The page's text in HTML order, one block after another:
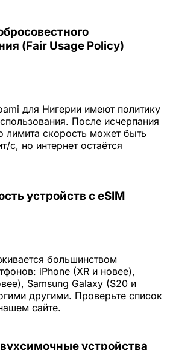
(Fair Usage Policy)
для Нигерии имеют политику
После исчерпания
лимита скорость может быть
с, но интернет остаётся
устройств с eSIM
большинством
iPhone (XR и новее),
Samsung Galaxy (S20 и
другими. Проверьте список
сайте.
устройства